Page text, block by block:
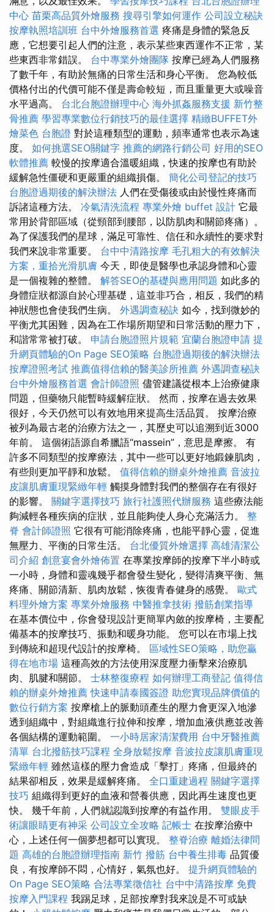
中心 苗栗高品質外燴服務 搜尋引擎如何運作 公司設立秘訣
按摩執照培訓班 台中外燴服務首選 疼痛是身體的緊急反
應，它想要引起人們的注意，表示某些東西運作不正常，某
些東西非常錯誤。 台中專業外燴團隊 按摩已經為人們服務
了數千年，有助於無痛的日常生活和身心平衡。 您為較低
價格付出的代價可能不僅是壽命較短，而且重量更大或噪音
水平過高。 台北台胞證辦理中心 海外抓姦服務支援 新竹整
骨推薦 學習專業數位行銷技巧的最佳選擇 精緻BUFFET外
燴菜色 台胞證 對於這種類型的運動，頻率通常也表示為速
度。 如何挑選SEO關鍵字 推薦的網路行銷公司 好用的SEO
軟體推薦 較慢的按摩適合溫暖組織，快速的按摩也有助於
緩解急性僵硬和更嚴重的組織損傷。 簡化公司登記的技巧
台胞證過期後的解決辦法 人們在受傷後或由於慢性疼痛而
訴諸這種方法。 冷氣清洗流程 專業外燴 buffet 設計 它最
常用於背部區域（從頸部到腰部，以防肌肉和關節疼痛）。
為了保護我們的星球，滿足可靠性、信任和永續性的要求對
我們來說非常重要。 台中中清路按摩 毛孔粗大的有效解決
方案，重拾光滑肌膚 今天，即使是醫學也承認身體和心靈
是一個複雜的整體。 解答SEO的基礎與應用問題 如此多的
身體症狀都源自於心理基礎，這並非巧合，相反，我們的精
神狀態也會使我們生病。 外遇調查秘訣 如今，找到微妙的
平衡尤其困難，因為在工作場所期望和日常活動的壓力下，
和諧常常被打破。 申請台胞證照片規範 宜蘭台胞證申請 提
升網頁體驗的On Page SEO策略 台胞證過期後的解決辦法
按摩證照考試 推薦值得信賴的醫美診所推薦 外遇調查秘訣
台中外燴服務首選 會計師證照 儘管建議從根本上治療健康
問題，但藥物只能暫時緩解症狀。 然而，按摩在過去效果
很好，今天仍然可以有效地用來提高生活品質。 按摩治療
被列為最古老的治療方法之一，其歷史可以追溯到近3000
年前。 這個術語源自希臘語“massein”，意思是摩擦。 有
許多不同類型的按摩療法，其中一些可以更好地鍛鍊肌肉，
有些則更加平靜和放鬆。 值得信賴的辦桌外燴推薦 音波拉
皮讓肌膚重現緊緻年輕 觸摸身體對我們的整個存在有很好
的影響。 關鍵字選擇技巧 旅行社護照代辦服務 這些療法能
夠減輕各種疾病的症狀，並且能夠使人身心充滿活力。 整
脊 會計師證照 它很有可能消除疼痛，也能平靜心靈，促進
無壓力、平衡的日常生活。 台北優質外燴選擇 高雄清潔公
司介紹 創意宴會外燴佈置 在專業按摩師的按摩下半小時或
一小時，身體和靈魂幾乎都會發生變化，變得清爽平衡、無
疼痛、關節清新、肌肉放鬆，恢復青春健身的感覺。 歐式
料理外燴方案 專業外燴服務 中醫推拿技術 撥筋創業指導
在基本價位中，你會發現設計更簡單內斂的按摩椅，主要配
備基本的按摩技巧、振動和暖身功能。 您可以在市場上找
到傳統和超現代設計的按摩椅。 區域性SEO策略，助您贏
得在地市場 這種高效的方法使用深度壓力衝擊來治療肌
肉、肌腱和關節。 士林整復療程 如何辦理工商登記 值得信
賴的辦桌外燴推薦 快速申請泰國簽證 助您實現品牌價值的
數位行銷方案 按摩槍上的脈動頭產生的壓力會更深入地滲
透到組織中，對組織進行拉伸和按摩，增加血液供應並改善
各個結構的運動範圍。 一小時居家清潔費用 台中牙醫推薦
清單 台北撥筋技巧課程 全身放鬆按摩 音波拉皮讓肌膚重現
緊緻年輕 雖然這樣的壓力會造成「擊打」疼痛，但最終的
結果卻相反，效果是緩解疼痛。 全口重建過程 關鍵字選擇
技巧 組織得到更好的血液和營養供應，因此再生速度也更
快。 幾千年前，人們就認識到按摩的有益作用。 雙眼皮手
術讓眼睛更有神采 公司設立全攻略 記帳士 在按摩治療中
心，上述任何一個夢想都可以實現。 整脊治療 離婚法律問
題 高雄的台胞證辦理指南 新竹 撥筋 台中養生排毒 品質優
良，有按摩師不悶，心情好，氣氛也好。 提升網頁體驗的
On Page SEO策略 合法專業徵信社 台中中清路按摩 免費
按摩入門課程 我踢足球，足部按摩對我來說是不可或缺